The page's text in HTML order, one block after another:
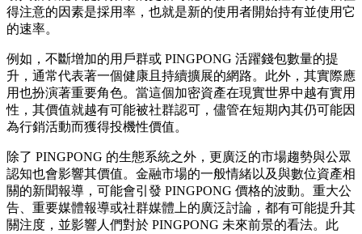
得注意的因素是採用率，也就是新的使用者開始持有並使用它
的速率。
例如，不斷增加的用戶群或 PINGPONG 活躍錢包數量的提
升，通常代表著一個健康且持續擴展的網路。此外，其實際應
用也扮演著重要角色。當這個加密資產在現實世界中越有實用
性，其價值就越有可能被社群認可，儘管在短期內其仍可能因
為行銷活動而獲得投機性價值。
除了 PINGPONG 的生態系統之外，更廣泛的市場趨勢與公眾
認知也會影響其價值。金融市場的一般情緒以及與數位資產相
關的新聞報導，可能會引發 PINGPONG 價格的波動。重大公
告、重要媒體報導或社群媒體上的廣泛討論，都有可能提升其
關注度，並影響人們對於 PINGPONG 未來前景的看法。此